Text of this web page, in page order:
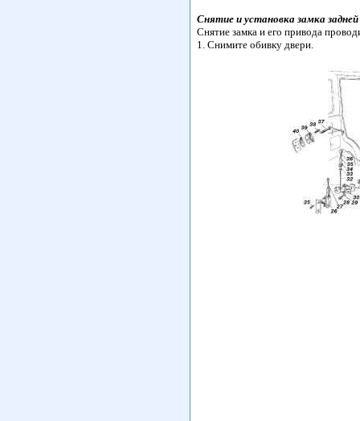
Снятие и установка замка задней
Снятие замка и его привода
1. Снимите обивку двери.